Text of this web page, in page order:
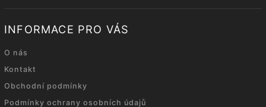
INFORMACE PRO VÁS
O nás
Kontakt
Obchodní podmínky
Podmínky ochrany osobních údajů